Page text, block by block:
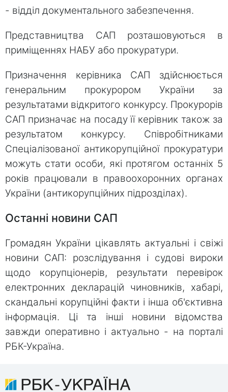
- відділ документального забезпечення.
Представництва САП розташовуються в
приміщеннях НАБУ або прокуратури.
Призначення керівника САП здійснюється
генеральним прокурором України за
результатами відкритого конкурсу. Прокурорів
САП призначає на посаду її керівник також за
результатом конкурсу. Співробітниками
Спеціалізованої антикорупційної прокуратури
можуть стати особи, які протягом останніх 5
років працювали в правоохоронних органах
України (антикорупційних підрозділах).
Останні новини САП
Громадян України цікавлять актуальні і свіжі
новини САП: розслідування і судові вироки
щодо корупціонерів, результати перевірок
електронних декларацій чиновників, хабарі,
скандальні корупційні факти і інша об'єктивна
інформація. Ці та інші новини відомства
завжди оперативно і актуально - на порталі
РБК-Україна.